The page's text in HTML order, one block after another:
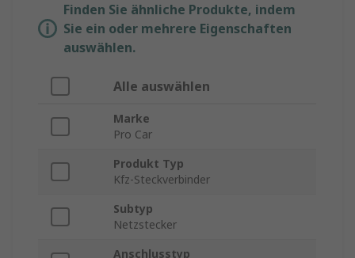
Finden Sie ähnliche Produkte, indem
Sie ein oder mehrere Eigenschaften
auswählen.
Alle auswählen
Marke
Pro Car
Produkt Typ
Kfz-Steckverbinder
Subtyp
Netzstecker
Anschlusstyp